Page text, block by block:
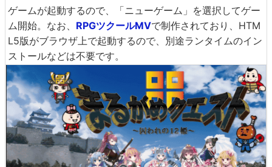
ゲームが起動するので、「ニューゲーム」を選択してゲー
ム開始。なお、 RPGツクールMVで制作されており、HTM
L5版がブラウザ上で起動するので、別途ランタイムのイン
ストールなどは不要です。